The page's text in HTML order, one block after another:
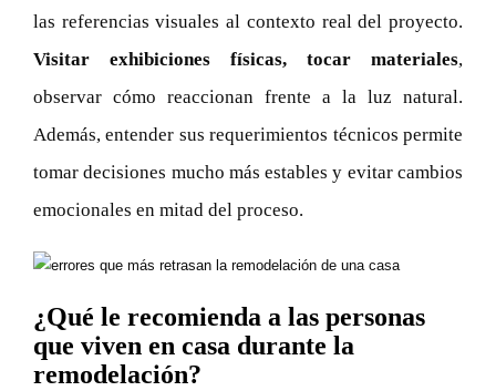
las referencias visuales al contexto real del proyecto.
Visitar exhibiciones físicas, tocar materiales,
observar cómo reaccionan frente a la luz natural.
Además, entender sus requerimientos técnicos permite
tomar decisiones mucho más estables y evitar cambios
emocionales en mitad del proceso.
¿Qué le recomienda a las personas
que viven en casa durante la
remodelación?